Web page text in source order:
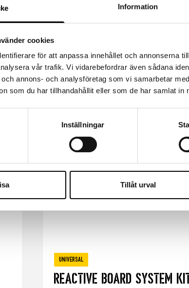
Information
cookies
för att anpassa innehållet och annonserna
vår trafik. Vi vidarebefordrar även sådana
annons- och analysföretag som vi samarbetar
som du har tillhandahållit eller som de har samlat in
Inställningar
Tillåt urval
UNIVERSAL
Reactive Board System